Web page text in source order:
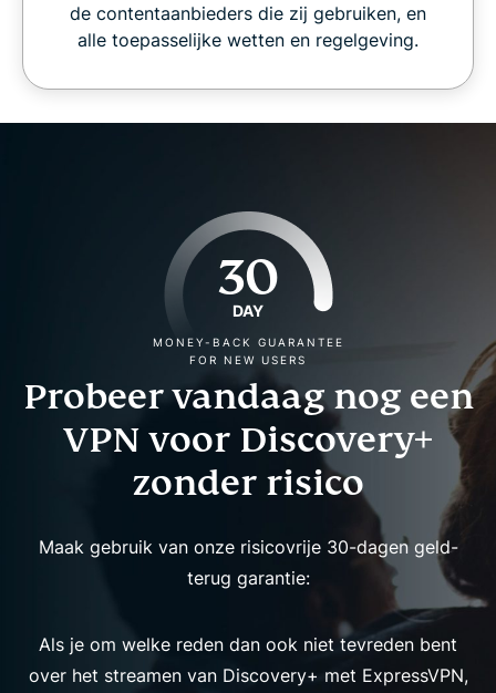
de contentaanbieders die zij gebruiken, en
alle toepasselijke wetten en regelgeving.
30
DAY
MONEY-BACK GUARANTEE
FOR NEW USERS
Probeer vandaag nog een
VPN voor Discovery+
zonder risico
Maak gebruik van onze risicovrije 30-dagen geld-
terug garantie:
Als je om welke reden dan ook niet tevreden bent
over het streamen van Discovery+ met ExpressVPN,